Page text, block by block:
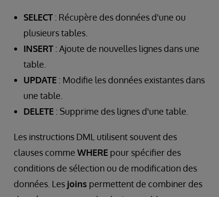
SELECT : Récupère des données d'une ou
plusieurs tables.
INSERT : Ajoute de nouvelles lignes dans une
table.
UPDATE : Modifie les données existantes dans
une table.
DELETE : Supprime des lignes d'une table.
Les instructions DML utilisent souvent des
clauses comme WHERE pour spécifier des
conditions de sélection ou de modification des
données. Les joins permettent de combiner des